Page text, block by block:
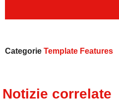
Categorie Template Features
Notizie correlate